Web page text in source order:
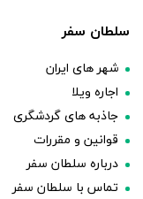
سلطان سفر
شهر های ایران
اجاره ویلا
جاذبه های گردشگری
قوانین و مقررات
درباره سلطان سفر
تماس با سلطان سفر